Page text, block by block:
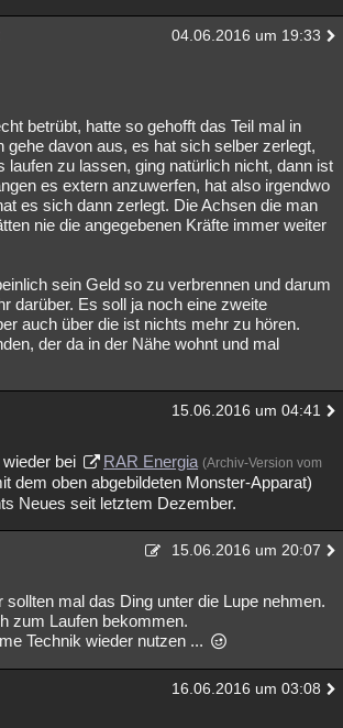
04.06.2016 um 19:33
betrübt, hatte so gehofft das Teil mal in
gehe davon aus, es hat sich selber zerlegt,
laufen zu lassen, ging natürlich nicht, dann ist
es extern anzuwerfen, hat also irgendwo
es sich dann zerlegt. Die Achsen die man
nie die angegebenen Kräfte immer weiter
sein Geld so zu verbrennen und darum
darüber. Es soll ja noch eine zweite
auch über die ist nichts mehr zu hören.
der da in der Nähe wohnt und mal
15.06.2016 um 04:41
bei RAR Energia (Archiv-Version vom
dem oben abgebildeten Monster-Apparat)
Neues seit letztem Dezember.
15.06.2016 um 20:07
mal das Ding unter die Lupe nehmen.
zum Laufen bekommen.
Technik wieder nutzen ...
16.06.2016 um 03:08